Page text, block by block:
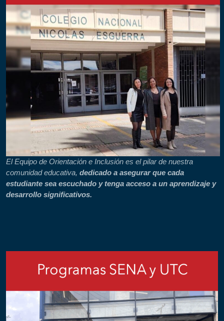
El Equipo de Orientación e Inclusión es el pilar de nuestra
comunidad educativa, dedicado a asegurar que cada
estudiante sea escuchado y tenga acceso a un aprendizaje y
desarrollo significativos.